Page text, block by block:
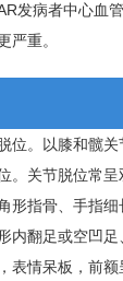
发病者中心血
严重。
位。以膝和髋关
。关节脱位常
形指骨、手指
内翻足或空凹
表情呆板，前